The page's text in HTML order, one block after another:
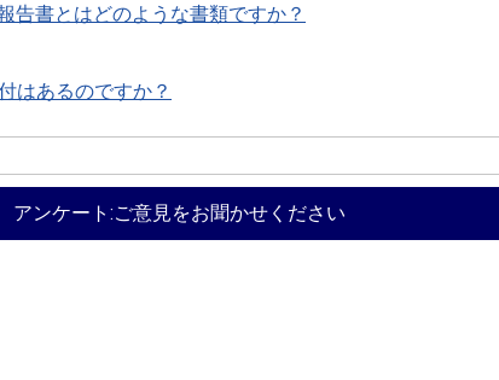
告書とはどのような書類ですか？
はあるのですか？
アンケート:ご意見をお聞かせください